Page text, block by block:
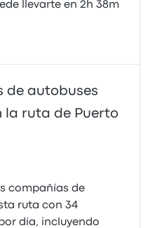
llevarte en 2h 38m
de autobuses
la ruta de Puerto
compañías de
ruta con 34
día, incluyendo